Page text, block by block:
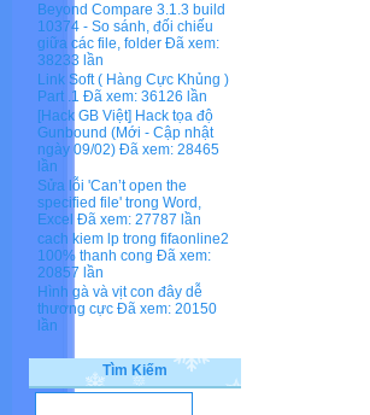
Beyond Compare 3.1.3 build
10374 - So sánh, đối chiếu
giữa các file, folder Đã xem:
38233 lần
Link Soft ( Hàng Cực Khủng )
Part .1 Đã xem: 36126 lần
[Hack GB Việt] Hack tọa độ
Gunbound (Mới - Cập nhật
ngày 09/02) Đã xem: 28465
lần
Sửa lỗi 'Can’t open the
specified file' trong Word,
Excel Đã xem: 27787 lần
cach kiem lp trong fifaonline2
100% thanh cong Đã xem:
20857 lần
Hình gà và vịt con đây dễ
thương cực Đã xem: 20150
lần
Tìm Kiếm